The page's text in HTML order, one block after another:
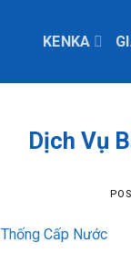
KENKA
Dịch Vụ